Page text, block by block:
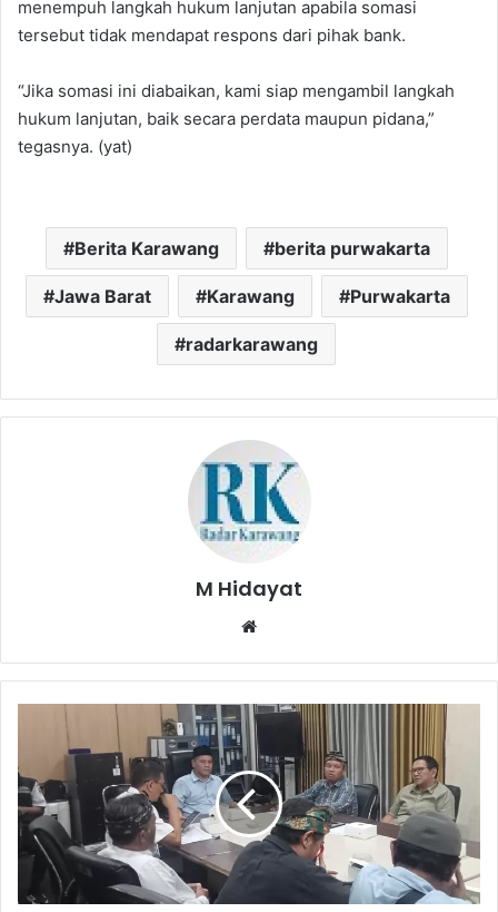
menempuh langkah hukum lanjutan apabila somasi
tersebut tidak mendapat respons dari pihak bank.
‎“Jika somasi ini diabaikan, kami siap mengambil langkah
hukum lanjutan, baik secara perdata maupun pidana,”
tegasnya. (yat)
Berita Karawang berita purwakarta
Jawa Barat Karawang Purwakarta
radarkarawang
M Hidayat
Perkuat
Sejarah,
Pembentukan
Dewan
Kebudayaan
Purwakarta